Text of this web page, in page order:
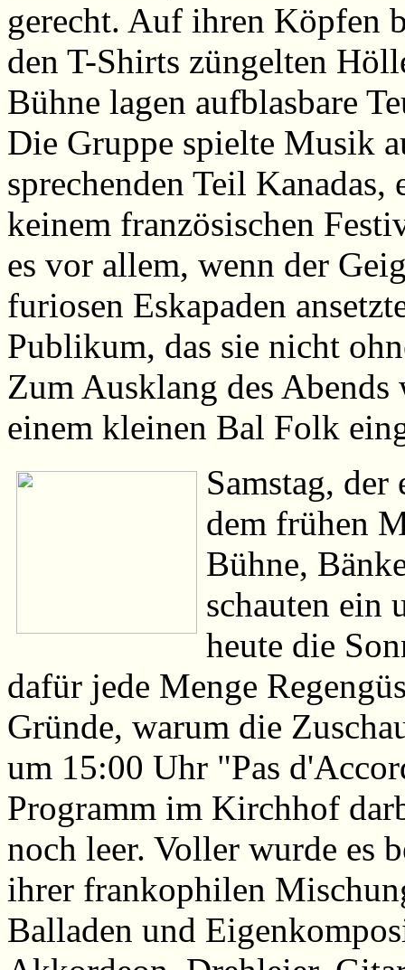
gerecht. Auf ihren Köpfen
den T-Shirts züngelten
Bühne lagen aufblasbare
Die Gruppe spielte Musik
sprechenden Teil
keinem französischen
es vor allem, wenn der
furiosen Eskapaden
Publikum, das sie nicht
Zum Ausklang des Abends
einem kleinen Bal Folk
Samstag,
dem frühen
Bühne,
schauten ein
heute die
dafür jede Menge
Gründe, warum die
um 15:00 Uhr "Pas
Programm im Kirchhof
noch leer. Voller wurde es
ihrer frankophilen
Balladen und